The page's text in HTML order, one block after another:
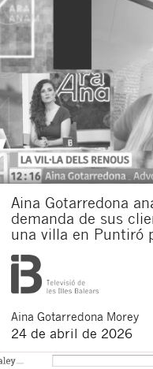
Aina Gotarredona
demanda de sus
una villa en Puntiró
Aina Gotarredona Morey
24 de abril de 2026